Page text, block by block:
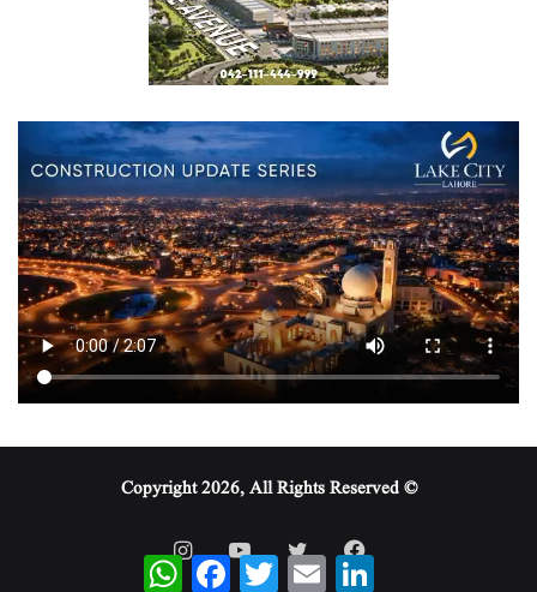
© Copyright 2026, All Rights Reserved
WhatsAppFacebookTwitterEmail
LinkedIn